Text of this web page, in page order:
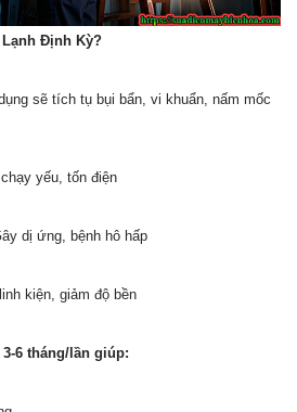
Lạnh Định Kỳ?
sẽ tích tụ bụi bẩn, vi khuẩn, nấm mốc
yếu, tốn điện
dị ứng, bệnh hô hấp
kiện, giảm độ bền
6 tháng/lần giúp: